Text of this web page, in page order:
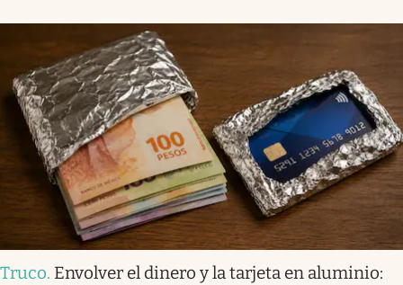
Truco. Envolver el dinero y la tarjeta en aluminio: